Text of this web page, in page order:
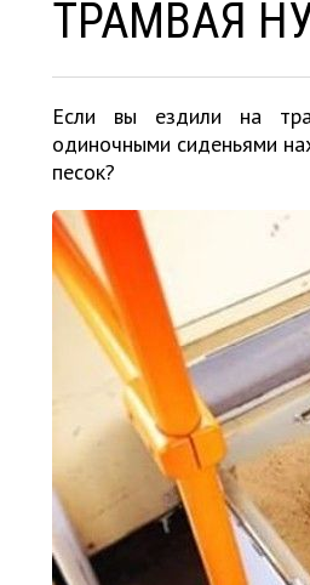
ТРАМВАЯ
Если вы ездили на
одиночными сиденьями
песок?